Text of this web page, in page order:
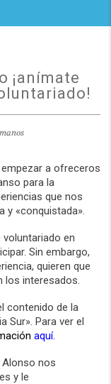
¡anímate
a ofreceros
para la
que nos
y «conquistada».
en
Sin embargo,
quieren que
los interesados.
contenido de la
Sur». Para ver el
aquí.
Alonso nos
y le